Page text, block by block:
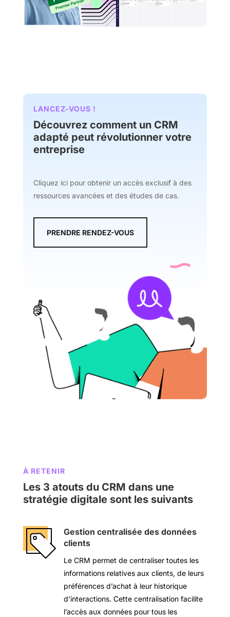
LANCEZ-VOUS !
Découvrez comment un CRM
adapté peut révolutionner votre
entreprise
Cliquez ici pour obtenir un accès exclusif à des
ressources avancées et des études de cas.
PRENDRE RENDEZ-VOUS
À RETENIR
Les 3 atouts du CRM dans une
stratégie digitale sont les suivants
Gestion centralisée des données
clients
Le CRM permet de centraliser toutes les
informations relatives aux clients, de leurs
préférences d’achat à leur historique
d’interactions. Cette centralisation facilite
l’accès aux données pour tous les